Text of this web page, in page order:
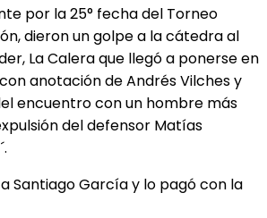
por la 25° fecha del Torneo
dieron un golpe a la cátedra al
La Calera que llegó a ponerse en
anotación de Andrés Vilches y
encuentro con un hombre más
del defensor Matías
Santiago García y lo pagó con la